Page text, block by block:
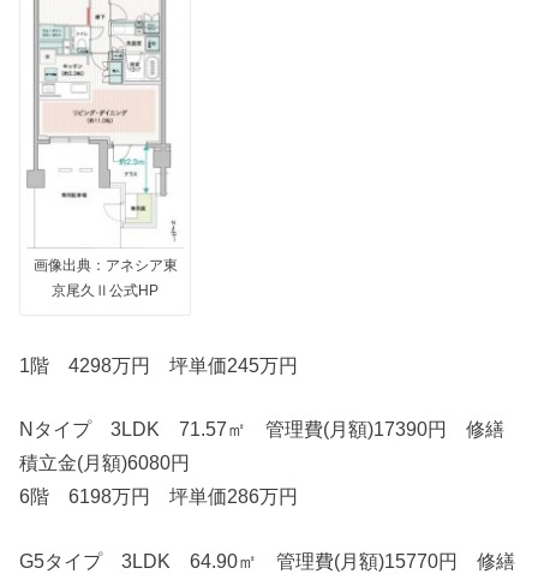
画像出典：アネシア東
京尾久Ⅱ公式HP
1階 4298万円 坪単価245万円
Nタイプ 3LDK 71.57㎡ 管理費(月額)17390円 修繕
積立金(月額)6080円
6階 6198万円 坪単価286万円
G5タイプ 3LDK 64.90㎡ 管理費(月額)15770円 修繕